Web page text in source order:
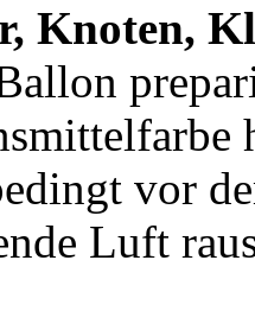
Knoten,
vor
Luft